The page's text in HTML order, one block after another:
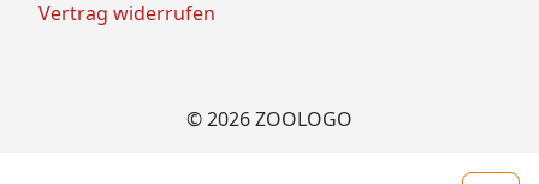
Vertrag widerrufen
© 2026 ZOOLOGO